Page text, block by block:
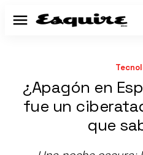
Menú
¿Apagón en
fue un
que